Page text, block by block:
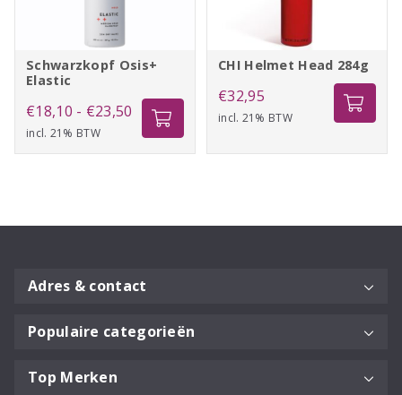
Schwarzkopf Osis+
Elastic
€18,10 - €23,50 Prijsklasse:
€18,10
tot
incl. 21% BTW
CHI Helmet Head 284g
€32,95
incl. 21% BTW
Adres & contact
Populaire categorieën
Top Merken